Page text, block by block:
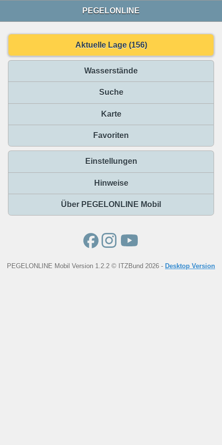
PEGELONLINE
Aktuelle Lage (156)
Wasserstände
Suche
Karte
Favoriten
Einstellungen
Hinweise
Über PEGELONLINE Mobil
PEGELONLINE Mobil Version 1.2.2 © ITZBund 2026 - Desktop Version